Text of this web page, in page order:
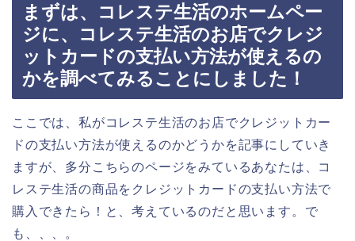
まずは、コレステ生活のホームペー
ジに、コレステ生活のお店でクレジ
ットカードの支払い方法が使えるの
かを調べてみることにしました！
ここでは、私がコレステ生活のお店でクレジットカー
ドの支払い方法が使えるのかどうかを記事にしていき
ますが、多分こちらのページをみているあなたは、コ
レステ生活の商品をクレジットカードの支払い方法で
購入できたら！と、考えているのだと思います。で
も、、、。